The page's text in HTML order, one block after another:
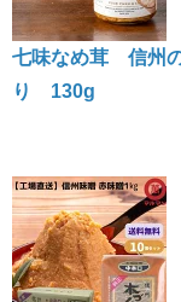
七味なめ茸 信州
り 130g